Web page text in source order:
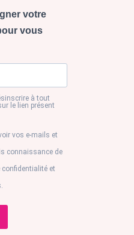
votre
vous
à tout
le lien présent
vos e-mails et
connaissance de
et